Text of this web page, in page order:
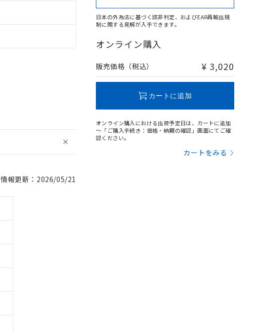
情報更新：2026/05/21
日本の外為法に基づく該非判定、およびEAR再輸出規
制に関する見解が入手できます。
オンライン購入
販売価格（税込） ¥ 3,020
カートに追加
オンライン購入における出荷予定日は、カートに追加
～「ご購入手続き：価格・納期の確認」画面にてご確
認ください。
カートをみる